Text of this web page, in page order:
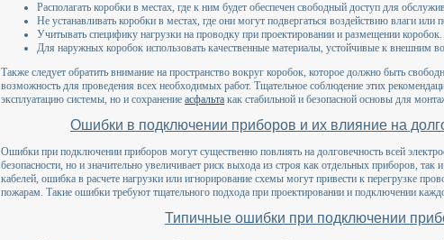
Располагать коробки в местах, где к ним будет обеспечен свободный доступ для
Не устанавливать коробки в местах, где они могут подвергаться воздействию влаги или
Учитывать специфику нагрузки на проводку при проектировании и размещении коробок.
Для наружных коробок использовать качественные материалы, устойчивые к внешним
Также следует обратить внимание на пространство вокруг коробок, которое должно быть
возможность для проведения всех необходимых работ. Тщательное соблюдение этих
эксплуатацию системы, но и сохранение асфальта как стабильной и безопасной основы для
Ошибки в подключении приборов и их влияние на
Ошибки при подключении приборов могут существенно повлиять на долговечность всей
безопасности, но и значительно увеличивает риск выхода из строя как отдельных приборов,
кабелей, ошибка в расчете нагрузки или игнорирование схемы могут привести к перегрузке
пожарам. Такие ошибки требуют тщательного подхода при проектировании и подключении
Типичные ошибки при подключении